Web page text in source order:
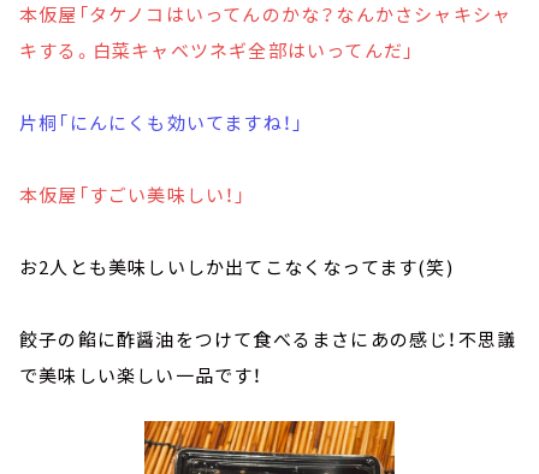
本仮屋「タケノコはいってんのかな？なんかさシャキシャ
キする。白菜キャベツネギ全部はいってんだ」
片桐「にんにくも効いてますね！」
本仮屋「すごい美味しい！」
お2人とも美味しいしか出てこなくなってます(笑)
餃子の餡に酢醤油をつけて食べるまさにあの感じ！不思議
で美味しい楽しい一品です！